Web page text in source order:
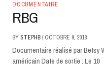
DOCUMENTAIRE
RBG
BY STEPHB/ OCTOBRE 9, 2018
Documentaire réalisé par Betsy
américain Date de sortie : Le 10